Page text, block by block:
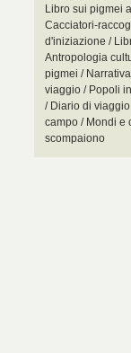
Libro sui pigmei
Cacciatori-
d'iniziazione /
Antropologia
pigmei /
viaggio / Popoli
/ Diario di viaggio
campo / Mondi e
scompaiono